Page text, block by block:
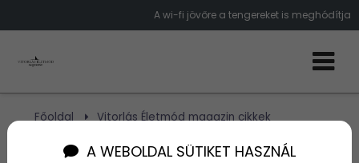
A wi-fi jövőre a tengereket is meghódítja
Főoldal
Vitorlás Életmód magazin cikkek
A WEBOLDAL SÜTIKET HASZNÁL